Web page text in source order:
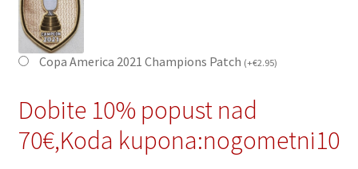
Copa America 2021 Champions Patch (+€2.95)
Dobite 10% popust nad
70€,Koda kupona:nogometni10